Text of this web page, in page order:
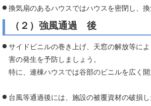
換気扇のあるハウスではハウスを密閉し、
（２）強風通過 後
サイドビニルの巻き上げ、天窓の解放等に
害の発生を予防しましょう。
特に、連棟ハウスでは谷部のビニルを広く開
台風等通過後には、施設の被覆資材の破損